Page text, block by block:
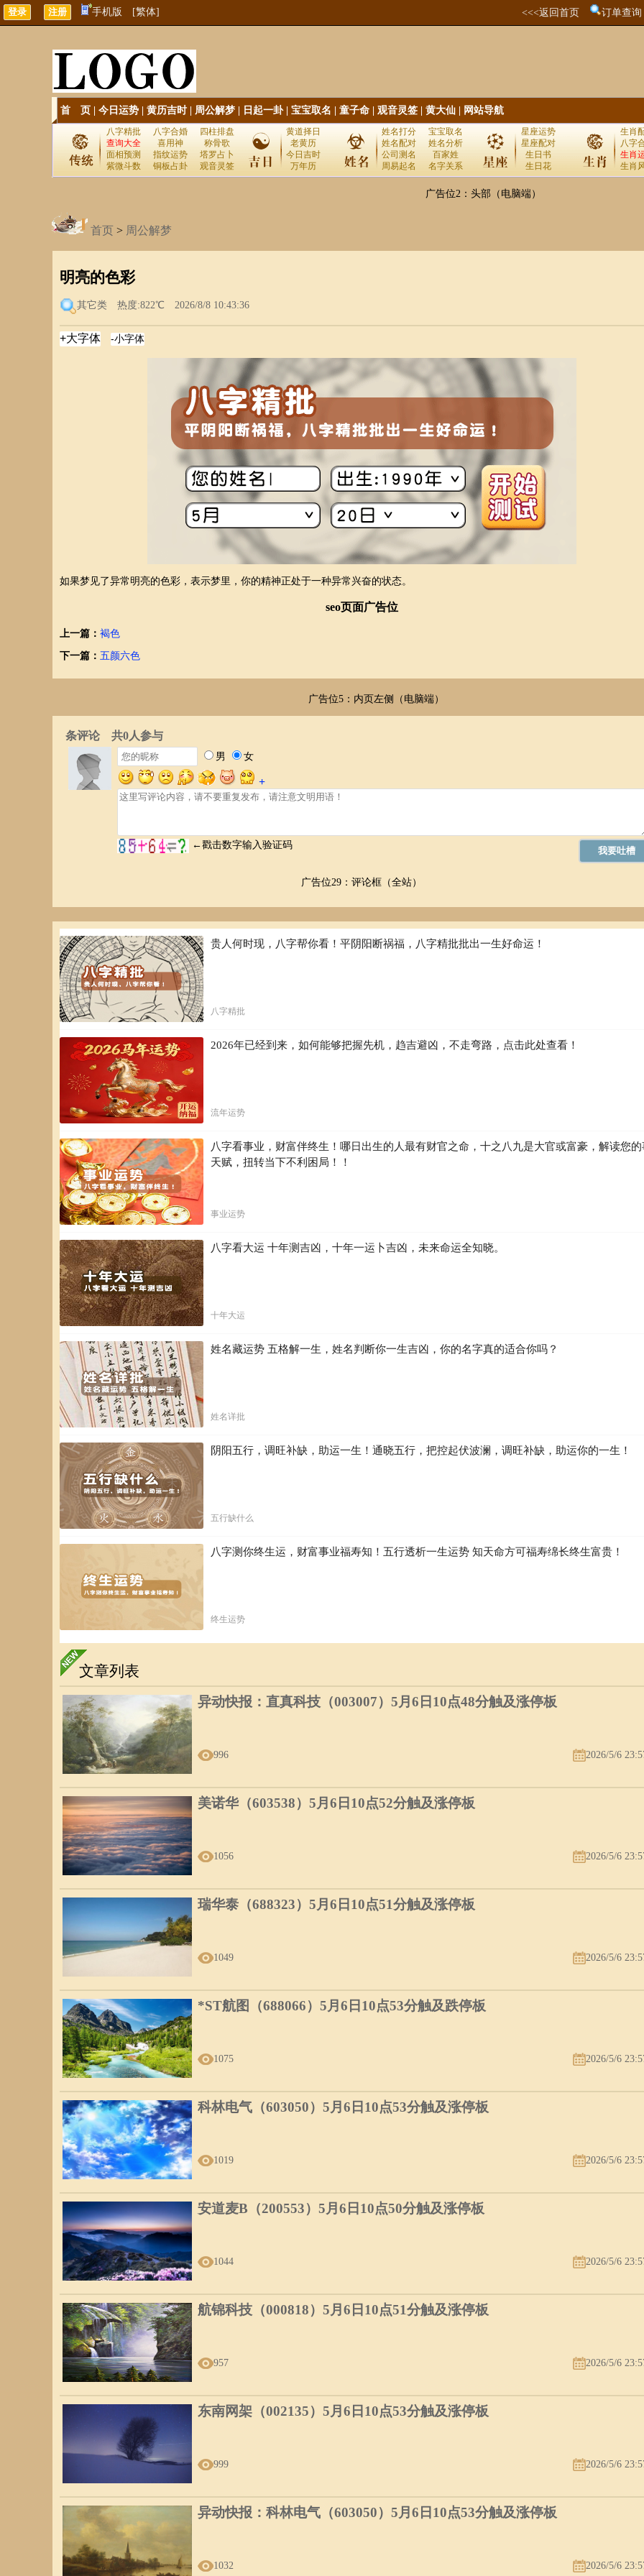
手机版 [繁体] <<<返回首页 订单查询
首 页 今日运势 黄历吉时| 周公解梦 日起一卦| 宝宝取名 童子命 观音灵签 黄大仙 网站导航
八字精批 八字合婚
四柱排盘
查询大全
喜用神
称骨歌
面相预测
指纹运势
塔罗占卜
紫微斗数
铜板占卦 观音灵签
黄道择日
老黄历
今日吉时
万年历
姓名打分
宝宝取名
姓名配对
姓名分析
公司测名
百家姓
周易起名
名字关系
星座运势
星座配对
生日书
生日花
生肖
八字
生肖
生肖
广告位2：头部（电脑端）
首页 > 周公解梦
明亮的色彩
其它类 热度:822℃ 2026/8/8 10:43:36
如果梦见了异常明亮的色彩，表示梦里，你的精神正处于一种异常兴奋的状态。
seo页面广告位
上一篇： 褐色
下一篇： 五颜六色
广告位5：内页左侧（电脑端）
广告位29：评论框（全站）
贵人何时现，八字帮你看！平阴阳断祸福，八字精批批出一生好命运！
八字精批
2026年已经到来，如何能够把握先机，趋吉避凶，不走弯路，点击此处查看！
流年运势
八字看事业，财富伴终生！哪日出生的人最有财官之命，十之八九是大官或富豪，解读您的
天赋，扭转当下不利困局！！
事业运势
八字看大运 十年测吉凶，十年一运卜吉凶，未来命运全知晓。
十年大运
姓名藏运势 五格解一生，姓名判断你一生吉凶，你的名字真的适合你吗？
姓名详批
阴阳五行，调旺补缺，助运一生！通晓五行，把控起伏波澜，调旺补缺，助运你的一生！
五行缺什么
八字测你终生运，财富事业福寿知！五行透析一生运势 知天命方可福寿绵长终生富贵！
终生运势
文章列表
异动快报：直真科技（003007）5月6日10点48分触及涨停板
996 2026/5/6
美诺华（603538）5月6日10点52分触及涨停板
1056 2026/5/6
瑞华泰（688323）5月6日10点51分触及涨停板
1049 2026/5/6
*ST航图（688066）5月6日10点53分触及跌停板
1075 2026/5/6
科林电气（603050）5月6日10点53分触及涨停板
1019 2026/5/6
安道麦B（200553）5月6日10点50分触及涨停板
1044 2026/5/6
航锦科技（000818）5月6日10点51分触及涨停板
957 2026/5/6
东南网架（002135）5月6日10点53分触及涨停板
999 2026/5/6
异动快报：科林电气（603050）5月6日10点53分触及涨停板
1032 2026/5/6